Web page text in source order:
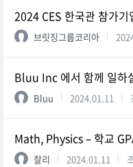
2024 CES 한국관 참가
브릿징그룹코리아
Bluu Inc 에서 함께 일하
Bluu 2024.01.11
Math, Physics – 학교
찰리 2024.01.11